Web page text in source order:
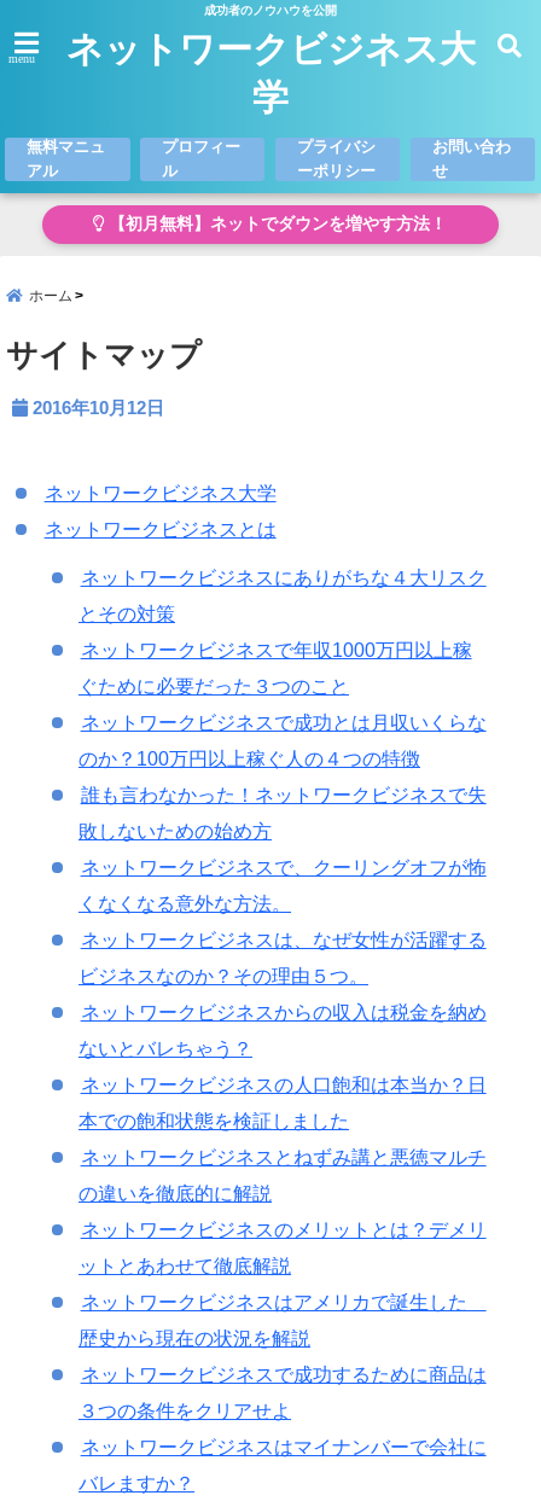
成功者のノウハウを公開
menu
ネットワークビジネス大
学
無料マニュ
アル
プロフィー
ル
プライバシ
ーポリシー
お問い合わ
せ
【初月無料】ネットでダウンを増やす方法！
ホーム
サイトマップ
2016年10月12日
ネットワークビジネス大学
ネットワークビジネスとは
ネットワークビジネスにありがちな４大リスク
とその対策
ネットワークビジネスで年収1000万円以上稼
ぐために必要だった３つのこと
ネットワークビジネスで成功とは月収いくらな
のか？100万円以上稼ぐ人の４つの特徴
誰も言わなかった！ネットワークビジネスで失
敗しないための始め方
ネットワークビジネスで、クーリングオフが怖
くなくなる意外な方法。
ネットワークビジネスは、なぜ女性が活躍する
ビジネスなのか？その理由５つ。
ネットワークビジネスからの収入は税金を納め
ないとバレちゃう？
ネットワークビジネスの人口飽和は本当か？日
本での飽和状態を検証しました
ネットワークビジネスとねずみ講と悪徳マルチ
の違いを徹底的に解説
ネットワークビジネスのメリットとは？デメリ
ットとあわせて徹底解説
ネットワークビジネスはアメリカで誕生した
歴史から現在の状況を解説
ネットワークビジネスで成功するために商品は
３つの条件をクリアせよ
ネットワークビジネスはマイナンバーで会社に
バレますか？